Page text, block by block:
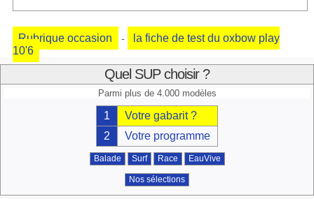
Rubrique occasion -
la fiche de test du oxbow play
10'6
Quel SUP choisir ?
Parmi plus de 4.000 modèles
1
Votre gabarit ?
2
Votre programme
Balade Surf Race EauVive
Nos sélections